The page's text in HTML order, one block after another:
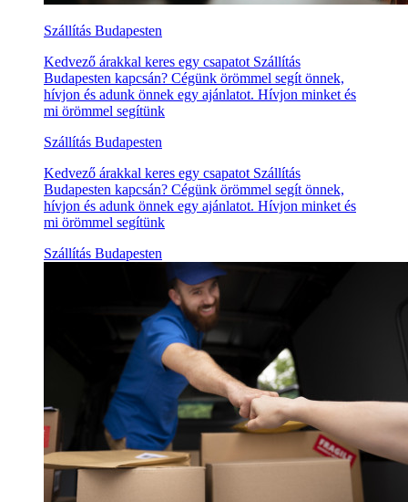
Szállítás Budapesten
Kedvező árakkal keres egy csapatot Szállítás
Budapesten kapcsán? Cégünk örömmel segít önnek,
hívjon és adunk önnek egy ajánlatot. Hívjon minket és
mi örömmel segítünk
Szállítás Budapesten
Kedvező árakkal keres egy csapatot Szállítás
Budapesten kapcsán? Cégünk örömmel segít önnek,
hívjon és adunk önnek egy ajánlatot. Hívjon minket és
mi örömmel segítünk
Szállítás Budapesten